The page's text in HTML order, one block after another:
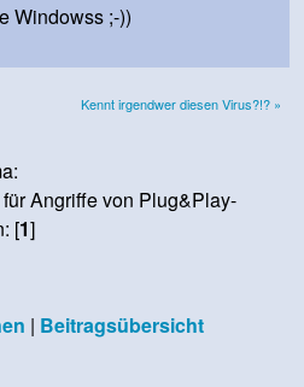
Windowss ;-))
Kennt irgendwer diesen Virus?!? »
Angriffe von Plug&Play-
[1]
| Beitragsübersicht